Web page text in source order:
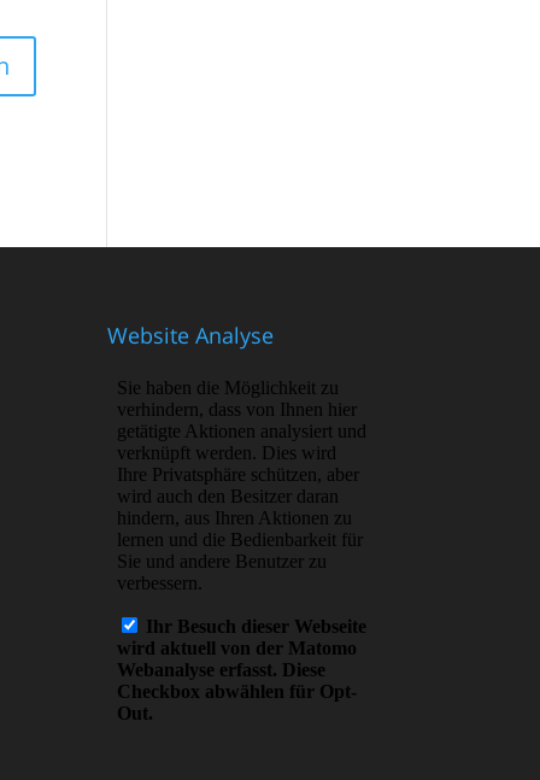
Website Analyse